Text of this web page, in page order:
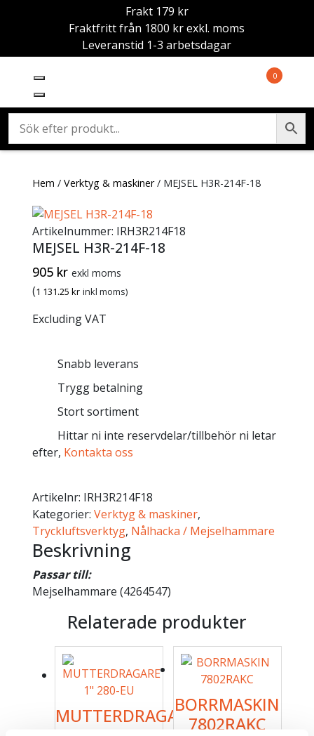
Frakt 179 kr
Fraktfritt från 1800 kr exkl. moms
Leveranstid 1-3 arbetsdagar
0
Hem / Verktyg & maskiner/ MEJSEL H3R-214F-18
Artikelnummer: IRH3R214F18
MEJSEL H3R-214F-18
905 kr exkl moms
(1 131.25 kr inkl moms)
Excluding VAT
Snabb leverans
Trygg betalning
Stort sortiment
Hittar ni inte reservdelar/tillbehör ni letar
efter, Kontakta oss
Artikelnr: IRH3R214F18
Kategorier: Verktyg & maskiner,
Tryckluftsverktyg, Nålhacka / Mejselhammare
Beskrivning
Passar till:
Mejselhammare (4264547)
Relaterade produkter
MUTTERDRAGAREBORRMASKIN
7802RAKC